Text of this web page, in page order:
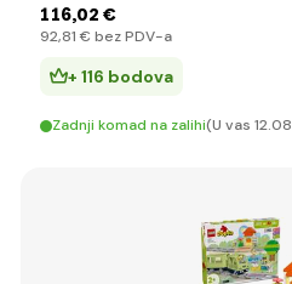
116,02 €
92,81 € bez PDV-a
+ 116 bodova
Zadnji komad na zalihi(U vas